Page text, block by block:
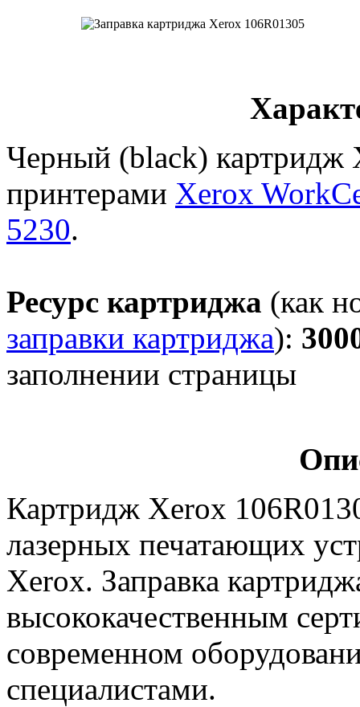
Черный (black) картридж
принтерами Xerox
5230.
Ресурс картриджа (как
заправки картриджа):
заполнении страницы
Картридж Xerox
лазерных печатающих
Xerox. Заправка
высококачественным
современном
специалистами.